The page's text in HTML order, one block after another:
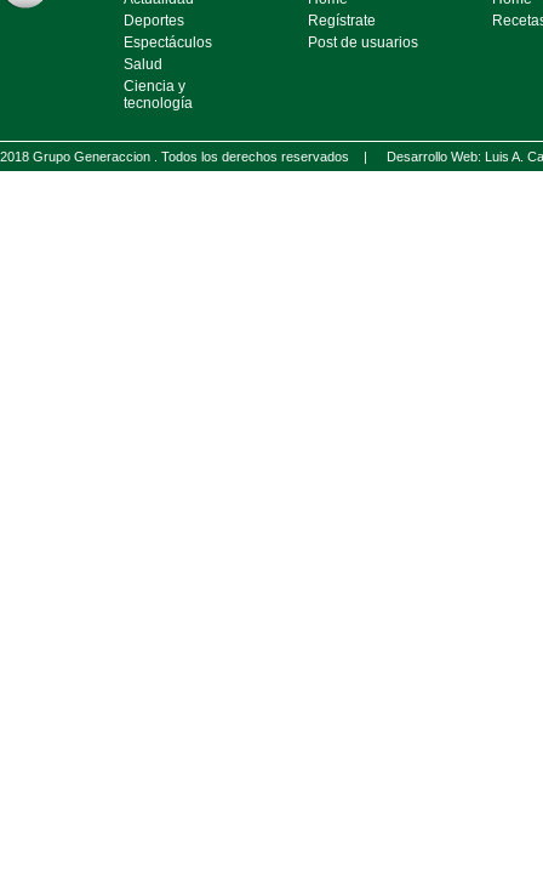
Deportes
Espectáculos
Salud
Ciencia y
tecnología
Regístrate
Post de usuarios
2018 Grupo Generaccion . Todos los derechos reservados | Desarrollo Web: Luis